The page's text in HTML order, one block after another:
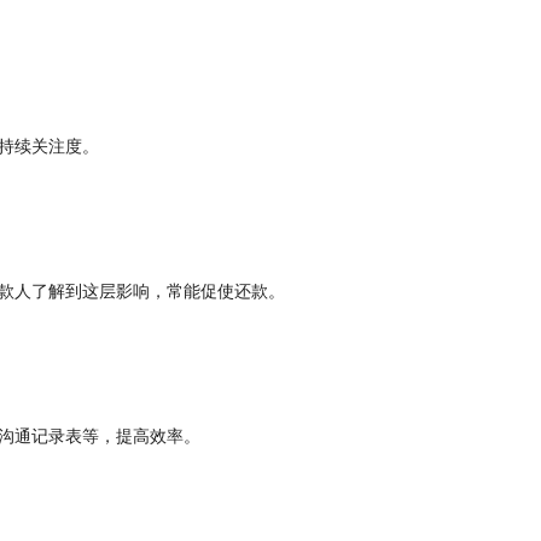
关注度。
了解到这层影响，常能促使还款。
记录表等，提高效率。